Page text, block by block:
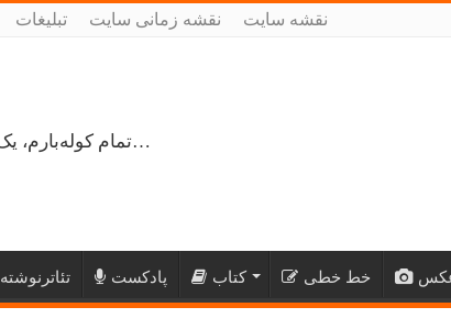
تبلیغات نقشه زمانی سایت نقشه سایت
تمام کوله‌بارم، یک قلم و چند ورق کاغذ، می‌گذرم از هزار و یک راه نرفته…
تئاترنوشته پادکست کتاب خط خطی